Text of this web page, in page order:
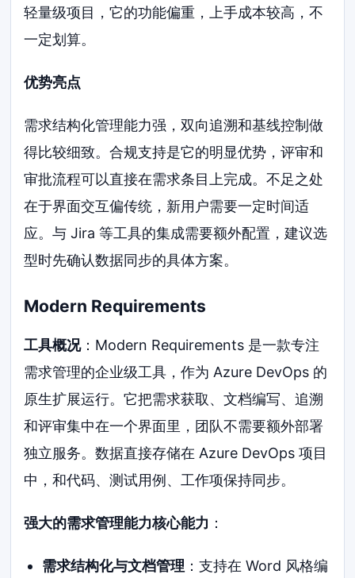
轻量级项目，它的功能偏重，上手成本较高，不
一定划算。
优势亮点
需求结构化管理能力强，双向追溯和基线控制做
得比较细致。合规支持是它的明显优势，评审和
审批流程可以直接在需求条目上完成。不足之处
在于界面交互偏传统，新用户需要一定时间适
应。与 Jira 等工具的集成需要额外配置，建议选
型时先确认数据同步的具体方案。
Modern Requirements
工具概况：Modern Requirements 是一款专注
需求管理的企业级工具，作为 Azure DevOps 的
原生扩展运行。它把需求获取、文档编写、追溯
和评审集中在一个界面里，团队不需要额外部署
独立服务。数据直接存储在 Azure DevOps 项目
中，和代码、测试用例、工作项保持同步。
强大的需求管理能力核心能力 ：
需求结构化与文档管理 ：支持在 Word 风格编